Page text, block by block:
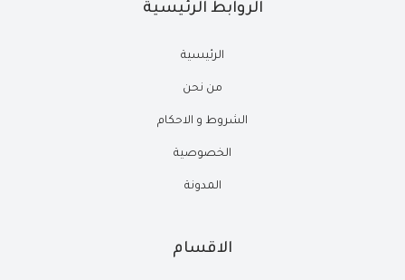
الروابط الرئيسية
الرئيسية
من نحن
الشروط و الاحكام
الخصوصية
المدونة
الاقسام